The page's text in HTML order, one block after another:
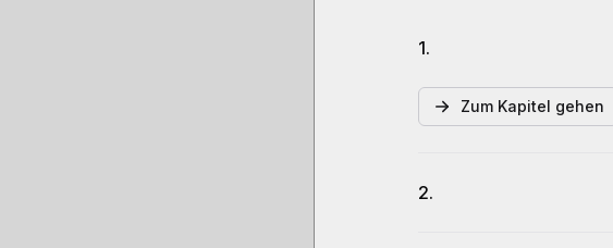
1.
Zum Kapitel gehen
2.